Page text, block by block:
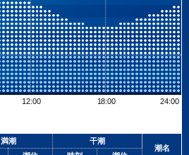
12:00 18:00 24:00
満潮
干潮
潮名